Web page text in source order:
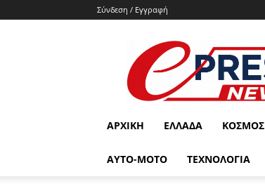
Σύνδεση / Εγγραφή
e-
press.gr
ΑΡΧΙΚΉ ΕΛΛΆΔΑ ΚΌΣΜΟΣ
ΑΥΤΟ-ΜΟΤΟ ΤΕΧΝΟΛΟΓΙΑ